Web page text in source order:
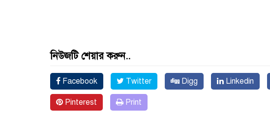
নিউজটি শেয়ার করুন..
Facebook Twitter Digg Linkedin
Pinterest Print